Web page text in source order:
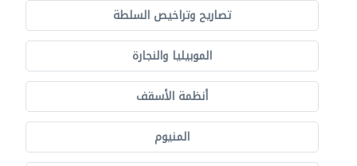
تصاريح وتراخيص السلطة
الموبيليا والنجارة
أنظمة الأسقف
المنيوم